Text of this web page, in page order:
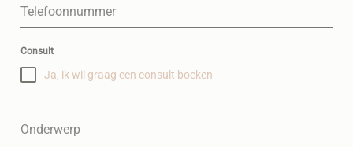
Telefoonnummer
Consult
Ja, ik wil graag een consult boeken
Onderwerp